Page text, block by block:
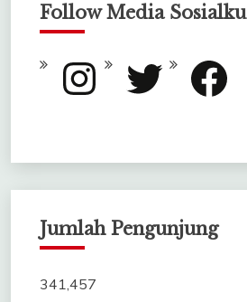
Follow Media Sosialku
Instagram Twitter Facebook
Jumlah Pengunjung
341,457